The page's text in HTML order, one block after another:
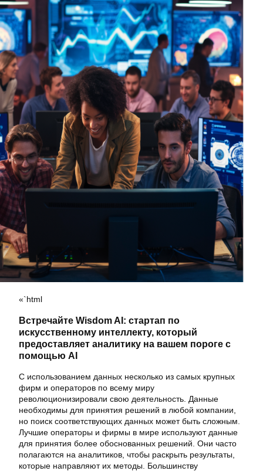
«`html
Встречайте Wisdom AI: стартап по
искусственному интеллекту, который
предоставляет аналитику на вашем пороге с
помощью AI
С использованием данных несколько из самых крупных
фирм и операторов по всему миру
революционизировали свою деятельность. Данные
необходимы для принятия решений в любой компании,
но поиск соответствующих данных может быть сложным.
Лучшие операторы и фирмы в мире используют данные
для принятия более обоснованных решений. Они часто
полагаются на аналитиков, чтобы раскрыть результаты,
которые направляют их методы. Большинству